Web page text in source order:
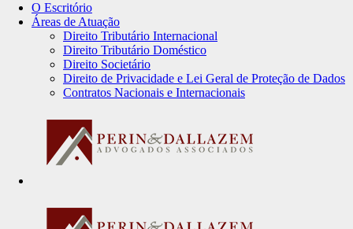
O Escritório
Áreas de Atuação
Direito Tributário Internacional
Direito Tributário Doméstico
Direito Societário
Direito de Privacidade e Lei Geral de Proteção de Dados
Contratos Nacionais e Internacionais